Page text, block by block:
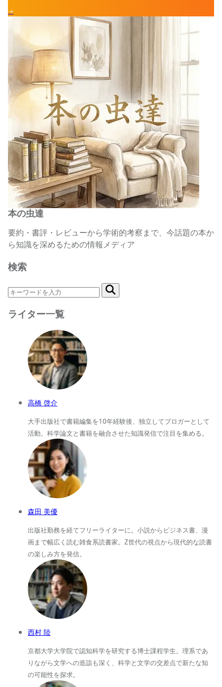
→
本の虫達
要約・書評・レビューから学術的考察まで、今話題の本か
ら知識を深めるための情報メディア
検索
ライター一覧
高橋 啓介
大手出版社で書籍編集を10年経験後、独立してブロガーとして
活動。科学論文と書籍を融合させた知識発信で注目を集める。
森田 美優
出版社勤務を経てフリーライターに。小説からビジネス書、漫
画まで幅広く読む雑食系読書家。Z世代の視点から現代的な読書
の楽しみ方を発信。
西村 陸
京都大学大学院で認知科学を研究する博士課程学生。理系であ
りながら文学への造詣も深く、科学と文学の交差点で新たな知
の可能性を探求。